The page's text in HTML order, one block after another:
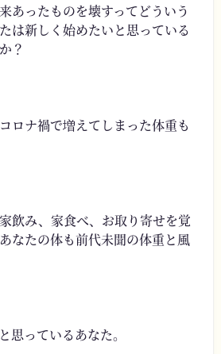
あったものを壊すってどういう
は新しく始めたいと思っている
？
ロナ禍で増えてしまった体重も
飲み、家食べ、お取り寄せを覚
なたの体も前代未聞の体重と風
思っているあなた。